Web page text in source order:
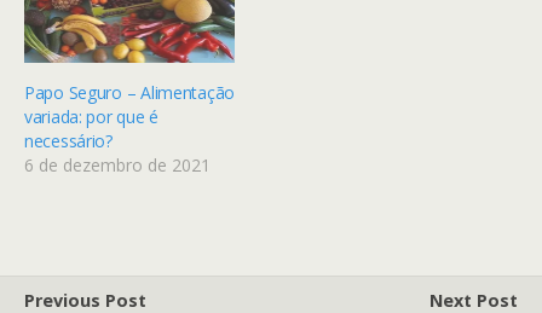
Papo Seguro – Alimentação
variada: por que é
necessário?
6 de dezembro de 2021
Previous Post
Next Post